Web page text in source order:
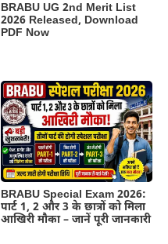
BRABU UG 2nd Merit List
2026 Released, Download
PDF Now
BRABU Special Exam 2026:
पार्ट 1, 2 और 3 के छात्रों को मिला
आखिरी मौका – जानें पूरी जानकारी